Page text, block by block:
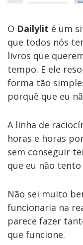
O Dailylit é um
que todos nós
livros que
tempo. E ele
forma tão
porquê que eu
A linha de
horas e horas
sem conseguir
que eu não
Não sei muito
funcionaria na
parece fazer
que funcione.